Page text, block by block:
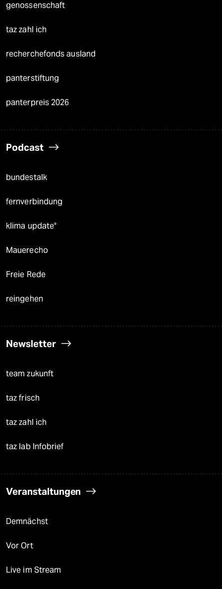
genossenschaft
taz zahl ich
recherchefonds ausland
panterstiftung
panterpreis 2026
Podcast
bundestalk
fernverbindung
klima update°
Mauerecho
Freie Rede
reingehen
Newsletter
team zukunft
taz frisch
taz zahl ich
taz lab Infobrief
Veranstaltungen
Demnächst
Vor Ort
Live im Stream